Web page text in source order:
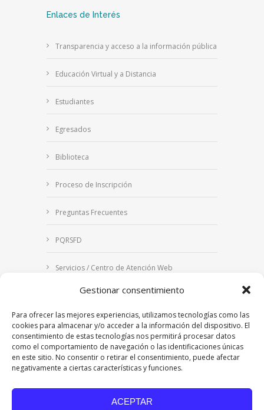
Gestionar consentimiento
Para ofrecer las mejores experiencias, utilizamos tecnologías como las
cookies para almacenar y/o acceder a la información del dispositivo. El
consentimiento de estas tecnologías nos permitirá procesar datos
como el comportamiento de navegación o las identificaciones únicas
en este sitio. No consentir o retirar el consentimiento, puede afectar
negativamente a ciertas características y funciones.
ACEPTAR
Enlaces de Interés
Transparencia y acceso a la información pública
Educación Virtual y a Distancia
Estudiantes
Egresados
Biblioteca
Proceso de Inscripción
Preguntas Frecuentes
PQRSFD
Servicios / Centro de Atención Web
Correo Institucional
Notificaciones judiciales
| Personería Jurídica Resolución